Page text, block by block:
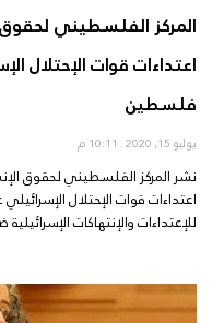
المركز الفلسطيني
اعتداءات قوات الإحتلال
فلسطين
يوليو 15, 2020
نشر المركز الفلسطيني لحقوق
اعتداءات قوات الإحتلال
للإعتداءات والإنتهاكات